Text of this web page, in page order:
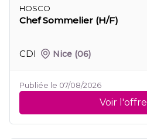
HOSCO
Chef Sommelier (H/F)
CDI Nice (06)
Publiée le 07/08/2026
Voir l'offre